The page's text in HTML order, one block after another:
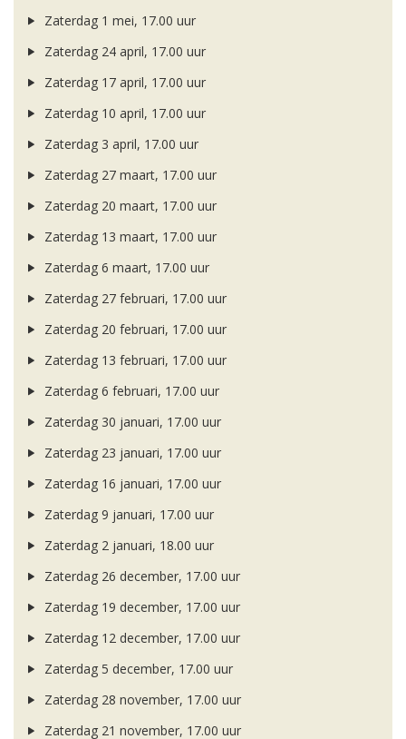
Zaterdag 1 mei, 17.00 uur
Zaterdag 24 april, 17.00 uur
Zaterdag 17 april, 17.00 uur
Zaterdag 10 april, 17.00 uur
Zaterdag 3 april, 17.00 uur
Zaterdag 27 maart, 17.00 uur
Zaterdag 20 maart, 17.00 uur
Zaterdag 13 maart, 17.00 uur
Zaterdag 6 maart, 17.00 uur
Zaterdag 27 februari, 17.00 uur
Zaterdag 20 februari, 17.00 uur
Zaterdag 13 februari, 17.00 uur
Zaterdag 6 februari, 17.00 uur
Zaterdag 30 januari, 17.00 uur
Zaterdag 23 januari, 17.00 uur
Zaterdag 16 januari, 17.00 uur
Zaterdag 9 januari, 17.00 uur
Zaterdag 2 januari, 18.00 uur
Zaterdag 26 december, 17.00 uur
Zaterdag 19 december, 17.00 uur
Zaterdag 12 december, 17.00 uur
Zaterdag 5 december, 17.00 uur
Zaterdag 28 november, 17.00 uur
Zaterdag 21 november, 17.00 uur